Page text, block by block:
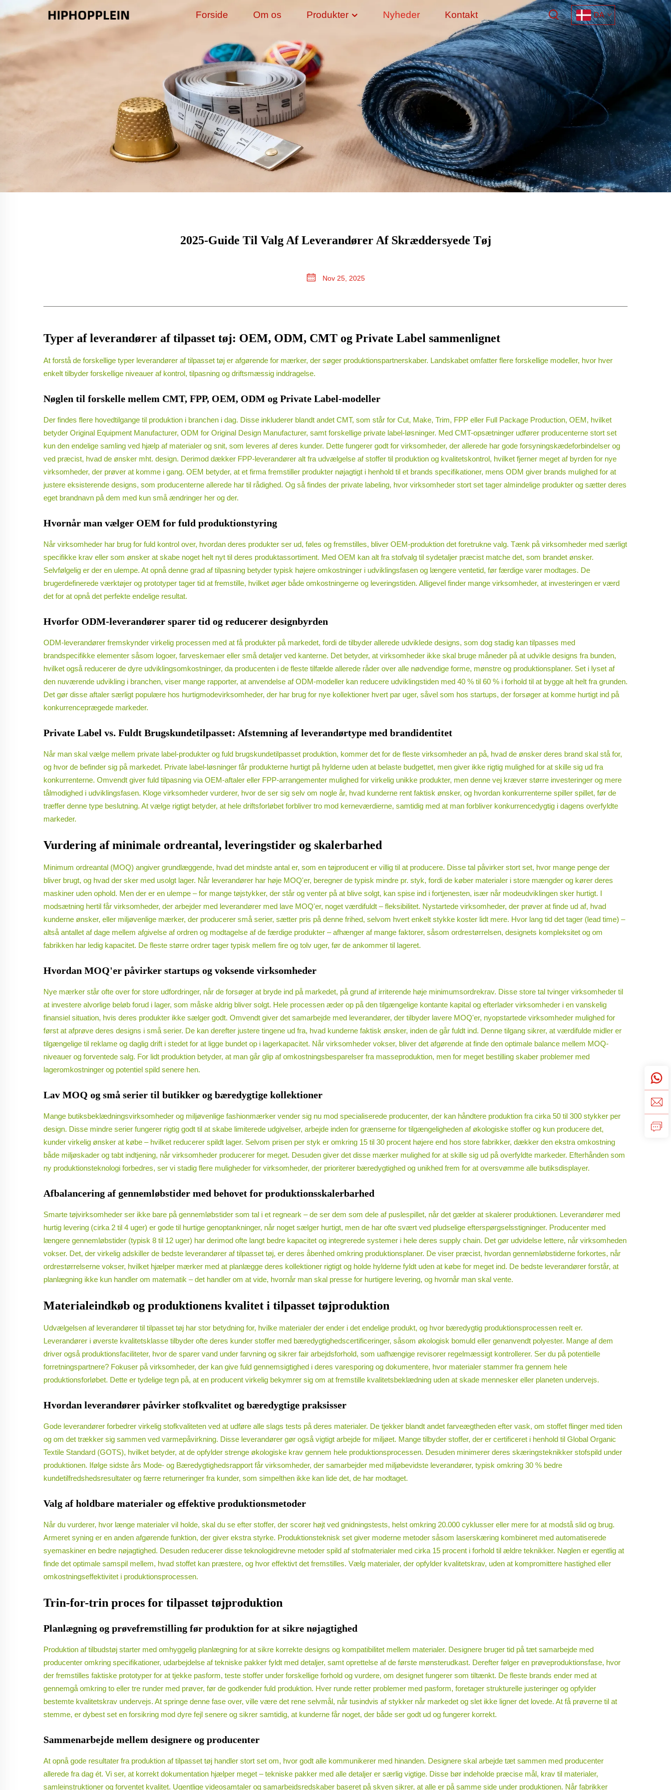
Forside Om os Produkter Nyheder Kontakt DA
2025-Guide Til Valg Af Leverandører Af Skræddersyede Tøj
Nov 25, 2025
Typer af leverandører af tilpasset tøj: OEM, ODM, CMT og Private Label sammenlignet
At forstå de forskellige typer leverandører af tilpasset tøj er afgørende for mærker, der søger produktionspartnerskaber. Landskabet omfatter flere forskellige modeller, hvor hver
enkelt tilbyder forskellige niveauer af kontrol, tilpasning og driftsmæssig inddragelse.
Nøglen til forskelle mellem CMT, FPP, OEM, ODM og Private Label-modeller
Der findes flere hovedtilgange til produktion i branchen i dag. Disse inkluderer blandt andet CMT, som står for Cut, Make, Trim, FPP eller Full Package Production, OEM, hvilket
betyder Original Equipment Manufacturer, ODM for Original Design Manufacturer, samt forskellige private label-løsninger. Med CMT-opsætninger udfører producenterne stort set
kun den endelige samling ved hjælp af materialer og snit, som leveres af deres kunder. Dette fungerer godt for virksomheder, der allerede har gode forsyningskædeforbindelser og
ved præcist, hvad de ønsker mht. design. Derimod dækker FPP-leverandører alt fra udvælgelse af stoffer til produktion og kvalitetskontrol, hvilket fjerner meget af byrden for nye
virksomheder, der prøver at komme i gang. OEM betyder, at et firma fremstiller produkter nøjagtigt i henhold til et brands specifikationer, mens ODM giver brands mulighed for at
justere eksisterende designs, som producenterne allerede har til rådighed. Og så findes der private labeling, hvor virksomheder stort set tager almindelige produkter og sætter deres
eget brandnavn på dem med kun små ændringer her og der.
Hvornår man vælger OEM for fuld produktionstyring
Når virksomheder har brug for fuld kontrol over, hvordan deres produkter ser ud, føles og fremstilles, bliver OEM-produktion det foretrukne valg. Tænk på virksomheder med særligt
specifikke krav eller som ønsker at skabe noget helt nyt til deres produktassortiment. Med OEM kan alt fra stofvalg til sydetaljer præcist matche det, som brandet ønsker.
Selvfølgelig er der en ulempe. At opnå denne grad af tilpasning betyder typisk højere omkostninger i udviklingsfasen og længere ventetid, før færdige varer modtages. De
brugerdefinerede værktøjer og prototyper tager tid at fremstille, hvilket øger både omkostningerne og leveringstiden. Alligevel finder mange virksomheder, at investeringen er værd
det for at opnå det perfekte endelige resultat.
Hvorfor ODM-leverandører sparer tid og reducerer designbyrden
ODM-leverandører fremskynder virkelig processen med at få produkter på markedet, fordi de tilbyder allerede udviklede designs, som dog stadig kan tilpasses med
brandspecifikke elementer såsom logoer, farveskemaer eller små detaljer ved kanterne. Det betyder, at virksomheder ikke skal bruge måneder på at udvikle designs fra bunden,
hvilket også reducerer de dyre udviklingsomkostninger, da producenten i de fleste tilfælde allerede råder over alle nødvendige forme, mønstre og produktionsplaner. Set i lyset af
den nuværende udvikling i branchen, viser mange rapporter, at anvendelse af ODM-modeller kan reducere udviklingstiden med 40 % til 60 % i forhold til at bygge alt helt fra grunden.
Det gør disse aftaler særligt populære hos hurtigmodevirksomheder, der har brug for nye kollektioner hvert par uger, såvel som hos startups, der forsøger at komme hurtigt ind på
konkurrenceprægede markeder.
Private Label vs. Fuldt Brugskundetilpasset: Afstemning af leverandørtype med brandidentitet
Når man skal vælge mellem private label-produkter og fuld brugskundetilpasset produktion, kommer det for de fleste virksomheder an på, hvad de ønsker deres brand skal stå for,
og hvor de befinder sig på markedet. Private label-løsninger får produkterne hurtigt på hylderne uden at belaste budgettet, men giver ikke rigtig mulighed for at skille sig ud fra
konkurrenterne. Omvendt giver fuld tilpasning via OEM-aftaler eller FPP-arrangementer mulighed for virkelig unikke produkter, men denne vej kræver større investeringer og mere
tålmodighed i udviklingsfasen. Kloge virksomheder vurderer, hvor de ser sig selv om nogle år, hvad kunderne rent faktisk ønsker, og hvordan konkurrenterne spiller spillet, før de
træffer denne type beslutning. At vælge rigtigt betyder, at hele driftsforløbet forbliver tro mod kerneværdierne, samtidig med at man forbliver konkurrencedygtig i dagens overfyldte
markeder.
Vurdering af minimale ordreantal, leveringstider og skalerbarhed
Minimum ordreantal (MOQ) angiver grundlæggende, hvad det mindste antal er, som en tøjproducent er villig til at producere. Disse tal påvirker stort set, hvor mange penge der
bliver brugt, og hvad der sker med usolgt lager. Når leverandører har høje MOQ'er, beregner de typisk mindre pr. styk, fordi de køber materialer i store mængder og kører deres
maskiner uden ophold. Men der er en ulempe – for mange tøjstykker, der står og venter på at blive solgt, kan spise ind i fortjenesten, især når modeudviklingen sker hurtigt. I
modsætning hertil får virksomheder, der arbejder med leverandører med lave MOQ'er, noget værdifuldt – fleksibilitet. Nystartede virksomheder, der prøver at finde ud af, hvad
kunderne ønsker, eller miljøvenlige mærker, der producerer små serier, sætter pris på denne frihed, selvom hvert enkelt stykke koster lidt mere. Hvor lang tid det tager (lead time) –
altså antallet af dage mellem afgivelse af ordren og modtagelse af de færdige produkter – afhænger af mange faktorer, såsom ordrestørrelsen, designets kompleksitet og om
fabrikken har ledig kapacitet. De fleste større ordrer tager typisk mellem fire og tolv uger, før de ankommer til lageret.
Hvordan MOQ'er påvirker startups og voksende virksomheder
Nye mærker står ofte over for store udfordringer, når de forsøger at bryde ind på markedet, på grund af irriterende høje minimumsordrekrav. Disse store tal tvinger virksomheder til
at investere alvorlige beløb forud i lager, som måske aldrig bliver solgt. Hele processen æder op på den tilgængelige kontante kapital og efterlader virksomheder i en vanskelig
finansiel situation, hvis deres produkter ikke sælger godt. Omvendt giver det samarbejde med leverandører, der tilbyder lavere MOQ'er, nyopstartede virksomheder mulighed for
først at afprøve deres designs i små serier. De kan derefter justere tingene ud fra, hvad kunderne faktisk ønsker, inden de går fuldt ind. Denne tilgang sikrer, at værdifulde midler er
tilgængelige til reklame og daglig drift i stedet for at ligge bundet op i lagerkapacitet. Når virksomheder vokser, bliver det afgørende at finde den optimale balance mellem MOQ-
niveauer og forventede salg. For lidt produktion betyder, at man går glip af omkostningsbesparelser fra masseproduktion, men for meget bestilling skaber problemer med
lageromkostninger og potentiel spild senere hen.
Lav MOQ og små serier til butikker og bæredygtige kollektioner
Mange butiksbeklædningsvirksomheder og miljøvenlige fashionmærker vender sig nu mod specialiserede producenter, der kan håndtere produktion fra cirka 50 til 300 stykker per
design. Disse mindre serier fungerer rigtig godt til at skabe limiterede udgivelser, arbejde inden for grænserne for tilgængeligheden af økologiske stoffer og kun producere det,
kunder virkelig ønsker at købe – hvilket reducerer spildt lager. Selvom prisen per styk er omkring 15 til 30 procent højere end hos store fabrikker, dækker den ekstra omkostning
både miljøskader og tabt indtjening, når virksomheder producerer for meget. Desuden giver det disse mærker mulighed for at skille sig ud på overfyldte markeder. Efterhånden som
ny produktionsteknologi forbedres, ser vi stadig flere muligheder for virksomheder, der prioriterer bæredygtighed og unikhed frem for at oversvømme alle butiksdisplayer.
Afbalancering af gennemløbstider med behovet for produktionsskalerbarhed
Smarte tøjvirksomheder ser ikke bare på gennemløbstider som tal i et regneark – de ser dem som dele af puslespillet, når det gælder at skalerer produktionen. Leverandører med
hurtig levering (cirka 2 til 4 uger) er gode til hurtige genoptankninger, når noget sælger hurtigt, men de har ofte svært ved pludselige efterspørgselsstigninger. Producenter med
længere gennemløbstider (typisk 8 til 12 uger) har derimod ofte langt bedre kapacitet og integrerede systemer i hele deres supply chain. Det gør udvidelse lettere, når virksomheden
vokser. Det, der virkelig adskiller de bedste leverandører af tilpasset tøj, er deres åbenhed omkring produktionsplaner. De viser præcist, hvordan gennemløbstiderne forkortes, når
ordrestørrelserne vokser, hvilket hjælper mærker med at planlægge deres kollektioner rigtigt og holde hylderne fyldt uden at købe for meget ind. De bedste leverandører forstår, at
planlægning ikke kun handler om matematik – det handler om at vide, hvornår man skal presse for hurtigere levering, og hvornår man skal vente.
Materialeindkøb og produktionens kvalitet i tilpasset tøjproduktion
Udvælgelsen af leverandører til tilpasset tøj har stor betydning for, hvilke materialer der ender i det endelige produkt, og hvor bæredygtig produktionsprocessen reelt er.
Leverandører i øverste kvalitetsklasse tilbyder ofte deres kunder stoffer med bæredygtighedscertificeringer, såsom økologisk bomuld eller genanvendt polyester. Mange af dem
driver også produktionsfaciliteter, hvor de sparer vand under farvning og sikrer fair arbejdsforhold, som uafhængige revisorer regelmæssigt kontrollerer. Ser du på potentielle
forretningspartnere? Fokuser på virksomheder, der kan give fuld gennemsigtighed i deres varesporing og dokumentere, hvor materialer stammer fra gennem hele
produktionsforløbet. Dette er tydelige tegn på, at en producent virkelig bekymrer sig om at fremstille kvalitetsbeklædning uden at skade mennesker eller planeten undervejs.
Hvordan leverandører påvirker stofkvalitet og bæredygtige praksisser
Gode leverandører forbedrer virkelig stofkvaliteten ved at udføre alle slags tests på deres materialer. De tjekker blandt andet farveægtheden efter vask, om stoffet flinger med tiden
og om det trækker sig sammen ved varmepåvirkning. Disse leverandører gør også vigtigt arbejde for miljøet. Mange tilbyder stoffer, der er certificeret i henhold til Global Organic
Textile Standard (GOTS), hvilket betyder, at de opfylder strenge økologiske krav gennem hele produktionsprocessen. Desuden minimerer deres skæringsteknikker stofspild under
produktionen. Ifølge sidste års Mode- og Bæredygtighedsrapport får virksomheder, der samarbejder med miljøbevidste leverandører, typisk omkring 30 % bedre
kundetilfredshedsresultater og færre returneringer fra kunder, som simpelthen ikke kan lide det, de har modtaget.
Valg af holdbare materialer og effektive produktionsmetoder
Når du vurderer, hvor længe materialer vil holde, skal du se efter stoffer, der scorer højt ved gnidningstests, helst omkring 20.000 cyklusser eller mere for at modstå slid og brug.
Armeret syning er en anden afgørende funktion, der giver ekstra styrke. Produktionsteknisk set giver moderne metoder såsom laserskæring kombineret med automatiserede
syemaskiner en bedre nøjagtighed. Desuden reducerer disse teknologidrevne metoder spild af stofmaterialer med cirka 15 procent i forhold til ældre teknikker. Nøglen er egentlig at
finde det optimale samspil mellem, hvad stoffet kan præstere, og hvor effektivt det fremstilles. Vælg materialer, der opfylder kvalitetskrav, uden at kompromittere hastighed eller
omkostningseffektivitet i produktionsprocessen.
Trin-for-trin proces for tilpasset tøjproduktion
Planlægning og prøvefremstilling før produktion for at sikre nøjagtighed
Produktion af tilbudstøj starter med omhyggelig planlægning for at sikre korrekte designs og kompatibilitet mellem materialer. Designere bruger tid på tæt samarbejde med
producenter omkring specifikationer, udarbejdelse af tekniske pakker fyldt med detaljer, samt oprettelse af de første mønsterudkast. Derefter følger en prøveproduktionsfase, hvor
der fremstilles faktiske prototyper for at tjekke pasform, teste stoffer under forskellige forhold og vurdere, om designet fungerer som tiltænkt. De fleste brands ender med at
gennemgå omkring to eller tre runder med prøver, før de godkender fuld produktion. Hver runde retter problemer med pasform, foretager strukturelle justeringer og opfylder
bestemte kvalitetskrav undervejs. At springe denne fase over, ville være det rene selvmål, når tusindvis af stykker når markedet og slet ikke ligner det lovede. At få prøverne til at
stemme, er dybest set en forsikring mod dyre fejl senere og sikrer samtidig, at kunderne får noget, der både ser godt ud og fungerer korrekt.
Sammenarbejde mellem designere og producenter
At opnå gode resultater fra produktion af tilpasset tøj handler stort set om, hvor godt alle kommunikerer med hinanden. Designere skal arbejde tæt sammen med producenter
allerede fra dag ét. Vi ser, at korrekt dokumentation hjælper meget – tekniske pakker med alle detaljer er særlig vigtige. Disse bør indeholde præcise mål, krav til materialer,
samleinstruktioner og forventet kvalitet. Ugentlige videosamtaler og samarbejdsredskaber baseret på skyen sikrer, at alle er på samme side under produktionen. Når fabrikker